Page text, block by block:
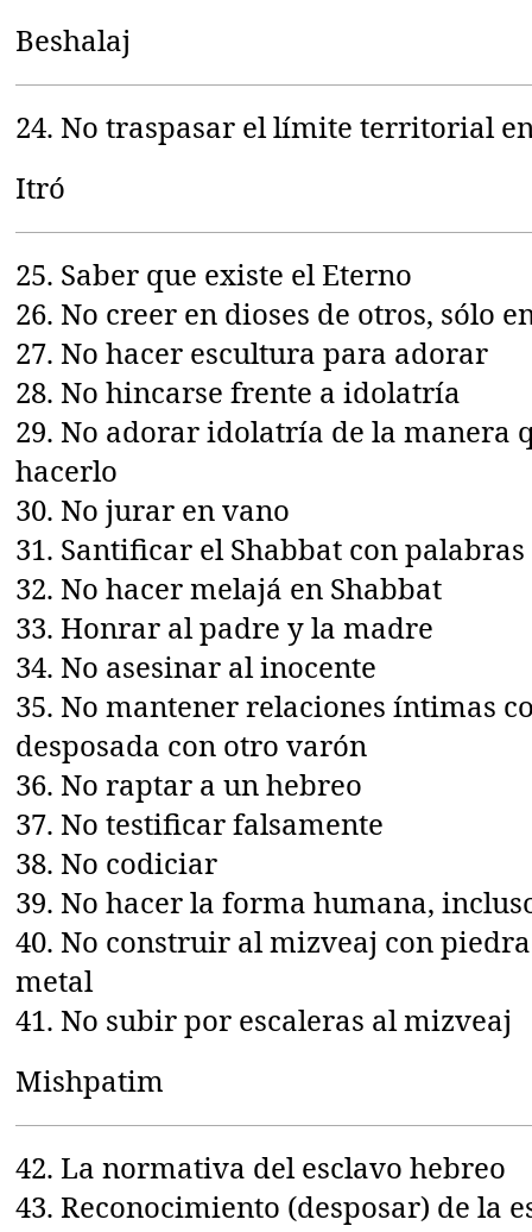
Beshalaj
24. No traspasar el límite territorial
Itró
25. Saber que existe el Eterno
26. No creer en dioses de otros, sólo
27. No hacer escultura para adorar
28. No hincarse frente a idolatría
29. No adorar idolatría de la manera
hacerlo
30. No jurar en vano
31. Santificar el Shabbat con palabras
32. No hacer melajá en Shabbat
33. Honrar al padre y la madre
34. No asesinar al inocente
35. No mantener relaciones íntimas
desposada con otro varón
36. No raptar a un hebreo
37. No testificar falsamente
38. No codiciar
39. No hacer la forma humana,
40. No construir al mizveaj con
metal
41. No subir por escaleras al mizveaj
Mishpatim
42. La normativa del esclavo hebreo
43. Reconocimiento (desposar) de la